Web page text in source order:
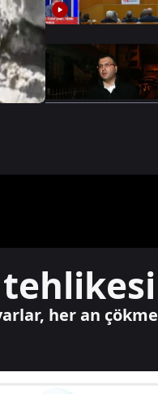
tehlikesi
her an